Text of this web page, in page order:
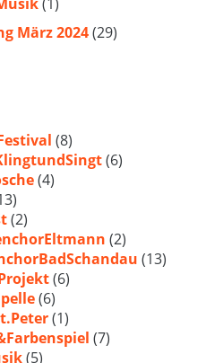
März 2024(29)
(8)
(6)
(4)
(2)
(2)
(13)
(6)
(6)
(1)
(7)
(5)